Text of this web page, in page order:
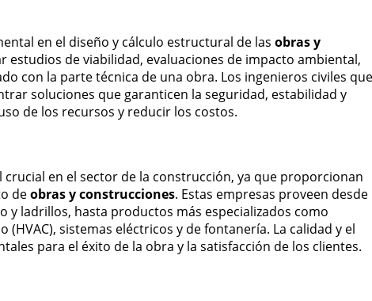
en el diseño y cálculo estructural de las obras y
estudios de viabilidad, evaluaciones de impacto ambiental,
con la parte técnica de una obra. Los ingenieros civiles que
soluciones que garanticen la seguridad, estabilidad y
de los recursos y reducir los costos.
en el sector de la construcción, ya que proporcionan
deobras y construcciones. Estas empresas proveen desde
y ladrillos, hasta productos más especializados como
sistemas eléctricos y de fontanería. La calidad y el
para el éxito de la obra y la satisfacción de los clientes.